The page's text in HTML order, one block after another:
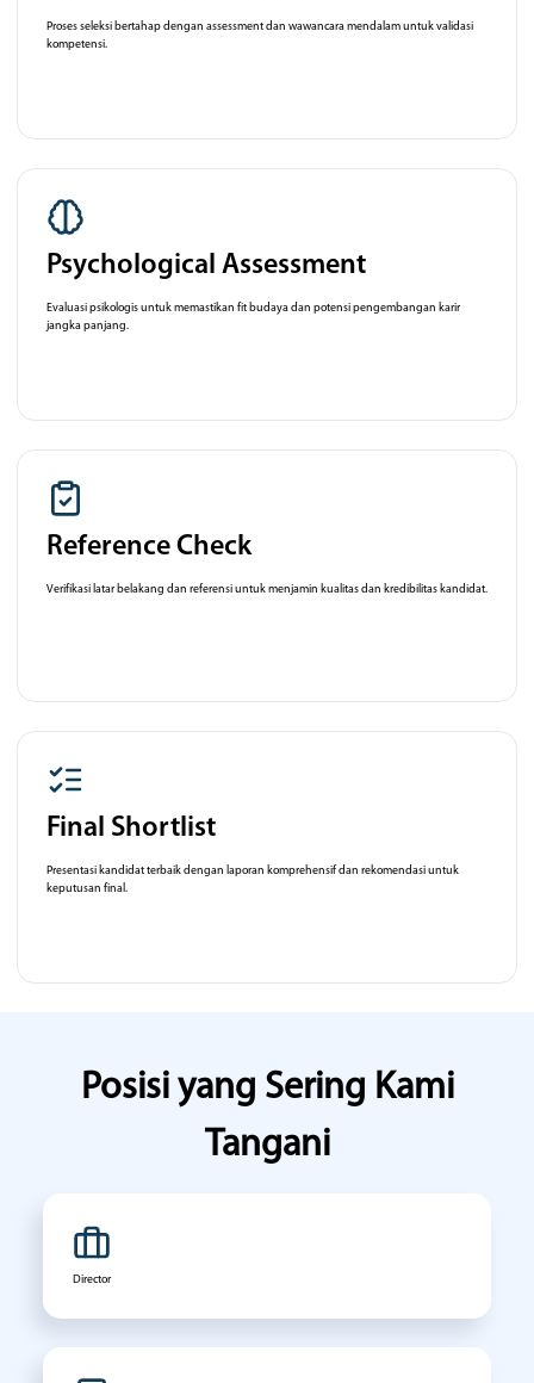
Proses seleksi bertahap dengan assessment dan wawancara mendalam untuk validasi
kompetensi.
Psychological Assessment
Evaluasi psikologis untuk memastikan fit budaya dan potensi pengembangan karir
jangka panjang.
Reference Check
Verifikasi latar belakang dan referensi untuk menjamin kualitas dan kredibilitas kandidat.
Final Shortlist
Presentasi kandidat terbaik dengan laporan komprehensif dan rekomendasi untuk
keputusan final.
Posisi yang Sering Kami
Tangani
Director